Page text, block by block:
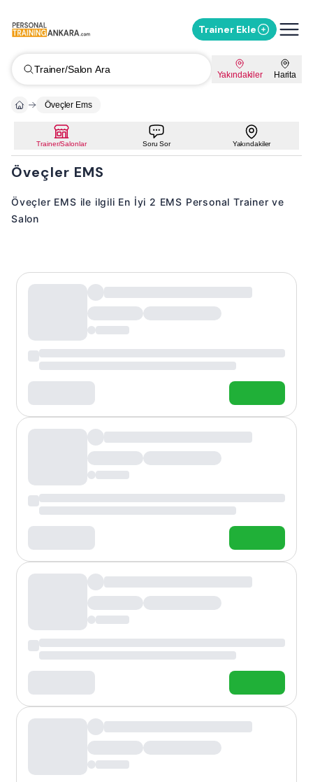
Trainer Ekle
Trainer/Salon Ara Yakındakiler Harita
Öveçler Ems
Trainer/Salonlar Soru Sor Yakındakiler
Öveçler EMS
Öveçler EMS ile ilgili En İyi 2 EMS Personal Trainer ve
Salon